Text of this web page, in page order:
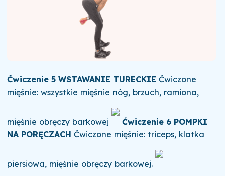
Ćwiczenie 5 WSTAWANIE TURECKIE Ćwiczone
mięśnie: wszystkie mięśnie nóg, brzuch, ramiona,
mięśnie obręczy barkowej Ćwiczenie 6 POMPKI
NA PORĘCZACH Ćwiczone mięśnie: triceps, klatka
piersiowa, mięśnie obręczy barkowej.